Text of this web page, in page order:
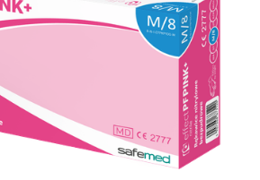
bezpudrowe safehand